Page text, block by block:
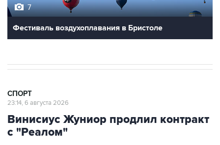
7
Фестиваль воздухоплавания в Бристоле
СПОРТ
23:14, 6 августа 2026
Винисиус Жуниор продлил контракт
с "Реалом"